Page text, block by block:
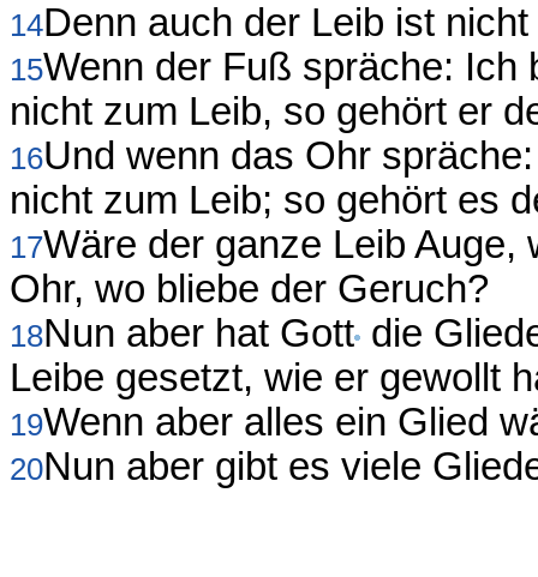
14Denn auch der Leib ist
15Wenn der Fuß spräche: Ich
nicht zum Leib, so gehört er
16Und wenn das Ohr
nicht zum Leib; so gehört es
17Wäre der ganze Leib Auge,
Ohr, wo bliebe der Geruch?
18Nun aber hat Gott die
Leibe gesetzt, wie er gewollt
19Wenn aber alles ein Glied
20Nun aber gibt es viele